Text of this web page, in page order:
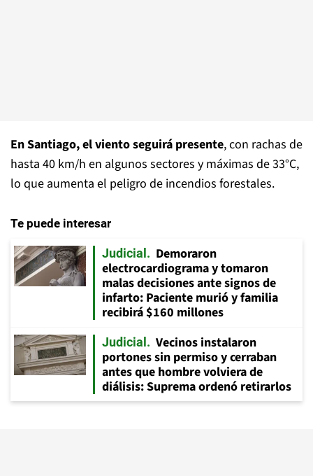
En Santiago, el viento seguirá presente, con rachas de
hasta 40 km/h en algunos sectores y máximas de 33°C,
lo que aumenta el peligro de incendios forestales.
Te puede interesar
Judicial
Demoraron
electrocardiograma y tomaron
malas decisiones ante signos de
infarto: Paciente murió y familia
recibirá $160 millones
Judicial
Vecinos instalaron
portones sin permiso y cerraban
antes que hombre volviera de
diálisis: Suprema ordenó retirarlos